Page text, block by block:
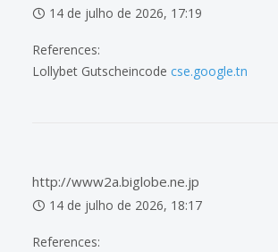
14 de julho de 2026, 17:19
References:
Lollybet Gutscheincode cse.google.tn
http://www2a.biglobe.ne.jp
14 de julho de 2026, 18:17
References: